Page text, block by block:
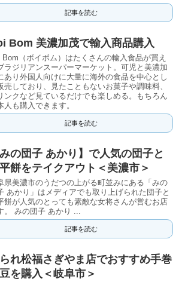
記事を読む
Bom 美濃加茂で輸入商品購入
Bom（ボイボム）はたくさんの輸入食品が買え
ラジリアンスーパーマーケット。可児と美濃加
あり外国人向けに大量に海外の食品を中心とし
売しており、見たこともないお菓子や調味料、
ンクなど見ているだけでも楽しめる。もちろん
人も購入できます。
記事を読む
みの団子 あかり】で人気の団子と
餅をテイクアウト＜美濃市＞
県美濃市のうだつの上がる町並みにある「みの
あかり」はメディアでも取り上げられた団子と
餅が人気のとっても素敵な女将さんが営むお店
。 みの団子 あかり ...
記事を読む
れ松福さぎやま店でおすすめ手巻
を購入＜岐阜市＞